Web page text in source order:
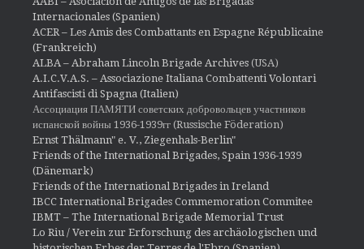
Internacionales (Spanien)
ACER – Les Amis des Combattants en Espagne Républicaine
(Frankreich)
ALBA – Abraham Lincoln Brigade Archives (USA)
A.I.C.V.A.S. – Associazione Italiana Combattenti Volontari
Antifascisti di Spagna (Italien)
Ассоциация ПАМЯТИ советских добровольцев участников
испанской войны 1936-1939гг (Russische Föderation)
Ernst Thälmann" e. V., Ziegenhals-Berlin"
Friends of the International Brigades, Spain 1936-1939
(Dänemark)
Friends of the International Brigades in Ireland
IBCC International Brigades Commemoration Commitee
IBMT – The International Brigade Memorial Trust
Lo Riu / Verein zur Erforschung des archäologischen und